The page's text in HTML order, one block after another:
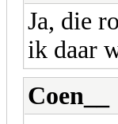
Ja, die
ik daar
Coen__